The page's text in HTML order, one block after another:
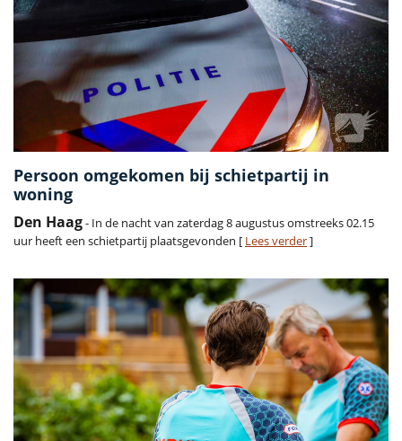
Persoon omgekomen bij schietpartij in
woning
Den Haag- In de nacht van zaterdag 8 augustus omstreeks 02.15
uur heeft een schietpartij plaatsgevonden [ Lees verder]